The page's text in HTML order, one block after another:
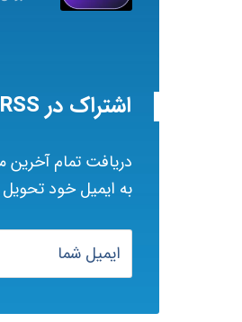
اشتراک در RSS ها
دریافت تمام آخرین
به ایمیل خود